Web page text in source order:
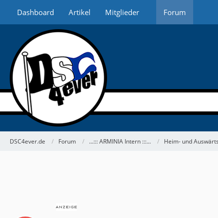
Dashboard Artikel Mitglieder Forum
DSC4ever.de Forum ...::: ARMINIA Intern :::... Heim- und